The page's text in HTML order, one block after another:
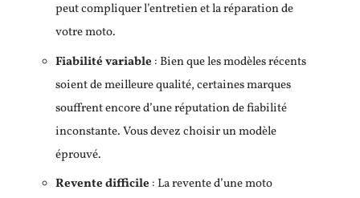
peut compliquer l’entretien et la réparation de
votre moto.
Fiabilité variable : Bien que les modèles récents
soient de meilleure qualité, certaines marques
souffrent encore d’une réputation de fiabilité
inconstante. Vous devez choisir un modèle
éprouvé.
Revente difficile : La revente d’une moto